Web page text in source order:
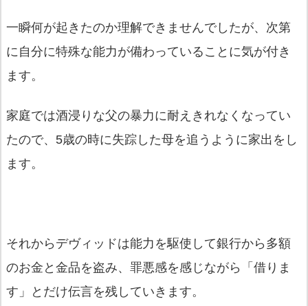
一瞬何が起きたのか理解できませんでしたが、次第
に自分に特殊な能力が備わっていることに気が付き
ます。
家庭では酒浸りな父の暴力に耐えきれなくなってい
たので、5歳の時に失踪した母を追うように家出をし
ます。
それからデヴィッドは能力を駆使して銀行から多額
のお金と金品を盗み、罪悪感を感じながら「借りま
す」とだけ伝言を残していきます。